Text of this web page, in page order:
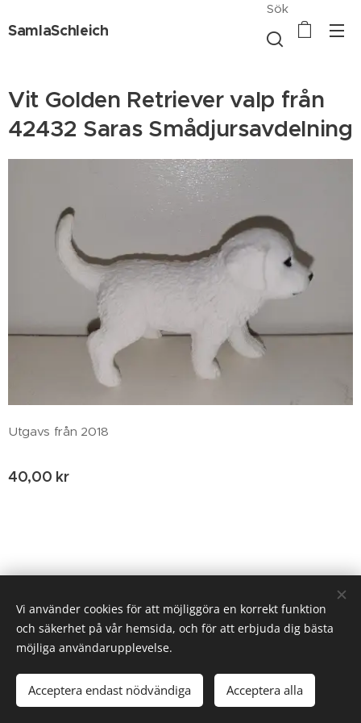
SamlaSchleich
Sök
Vit Golden Retriever valp från
42432 Saras Smådjursavdelning
Utgavs från 2018
40,00 kr
Lägg i kundvagnen
© 2020 Birgitta Helm, Broestorp 1175, 289 93 Broby
Cookies
Vi använder cookies för att möjliggöra en korrekt funktion
och säkerhet på vår hemsida, och för att erbjuda dig bästa
möjliga användarupplevelse.
Acceptera endast nödvändiga Acceptera alla